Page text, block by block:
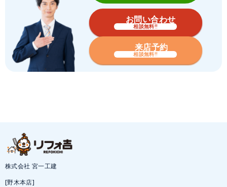
お問い合わせ
相談無料!!
来店予約
相談無料!!
株式会社 宮一工建
[野木本店]